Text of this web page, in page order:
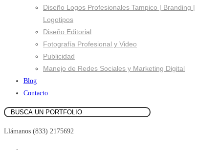
Diseño Logos Profesionales Tampico | Branding |
Logotipos
Diseño Editorial
Fotografía Profesional y Video
Publicidad
Manejo de Redes Sociales y Marketing Digital
Blog
Contacto
Llámanos (833) 2175692